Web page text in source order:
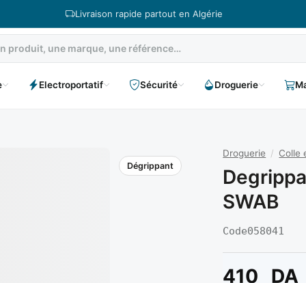
Livraison rapide partout en Algérie
Electroportatif Sécurité Droguerie
Dégrippant
Droguerie / Colle
SWAB
Code058041
410 DA